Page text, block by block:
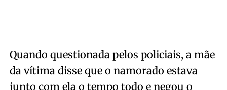
Quando questionada pelos policiais, a mãe
da vítima disse que o namorado estava
junto com ela o tempo todo e negou o